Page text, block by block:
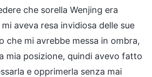
che sorella Wenjing era
aveva resa invidiosa delle sue
che mi avrebbe messa in ombra,
mia posizione, quindi avevo fatto
e opprimerla senza mai